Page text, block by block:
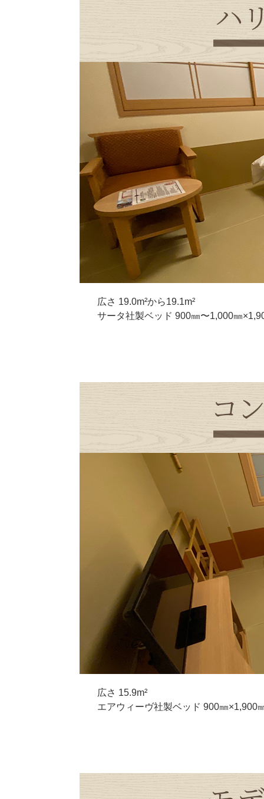
広さ 19.0m²から19.1m²
サータ社製ベッド 900㎜〜1,000㎜
広さ 15.9m²
エアウィーヴ社製ベッド 900㎜×1,900